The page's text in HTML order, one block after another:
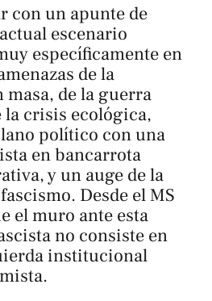
con un apunte de
escenario
específicamente en
de la
de la guerra
crisis ecológica,
político con una
en bancarrota
y un auge de la
Desde el MS
el muro ante esta
no consiste en
institucional